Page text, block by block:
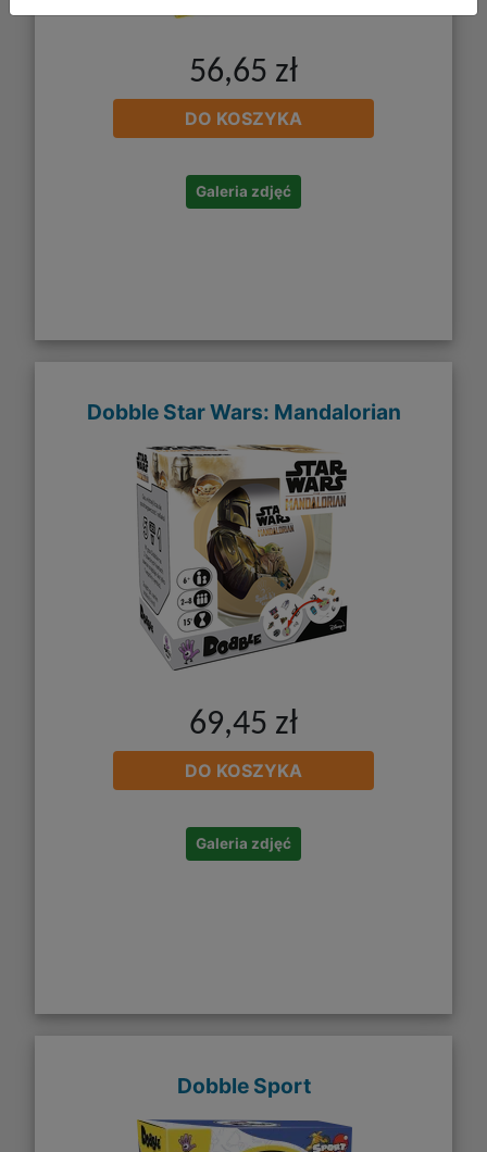
56,65 zł
DO KOSZYKA
Galeria zdjęć
Dobble Star Wars: Mandalorian
69,45 zł
DO KOSZYKA
Galeria zdjęć
Dobble Sport